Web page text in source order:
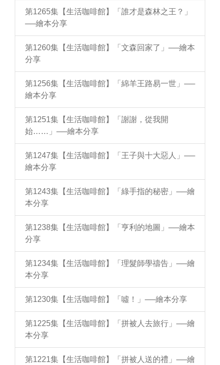
第1265集【生活咖啡館】「誰才是森林之王？」
──繪本分享
第1260集【生活咖啡館】「文森回家了」──繪本
分享
第1256集【生活咖啡館】「綿羊王路易一世」──
繪本分享
第1251集【生活咖啡館】「謝謝，從我開
始……」──繪本分享
第1247集【生活咖啡館】「王子與十大惡人」──
繪本分享
第1243集【生活咖啡館】「綠手指的秘密」──繪
本分享
第1238集【生活咖啡館】「亨利的地圖」──繪本
分享
第1234集【生活咖啡館】「理髮師學禱告」──繪
本分享
第1230集【生活咖啡館】「噓！」──繪本分享
第1225集【生活咖啡館】「拼被人去旅行」──繪
本分享
第1221集【生活咖啡館】「拼被人送的禮」──繪